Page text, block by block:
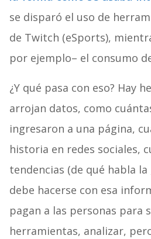
se disparó el uso de
de Twitch (eSports),
por ejemplo– el consumo
¿Y qué pasa con eso? Hay
arrojan datos, como
ingresaron a una página,
historia en redes sociales,
tendencias (de qué habla
debe hacerse con esa
pagan a las personas para
herramientas, analizar,